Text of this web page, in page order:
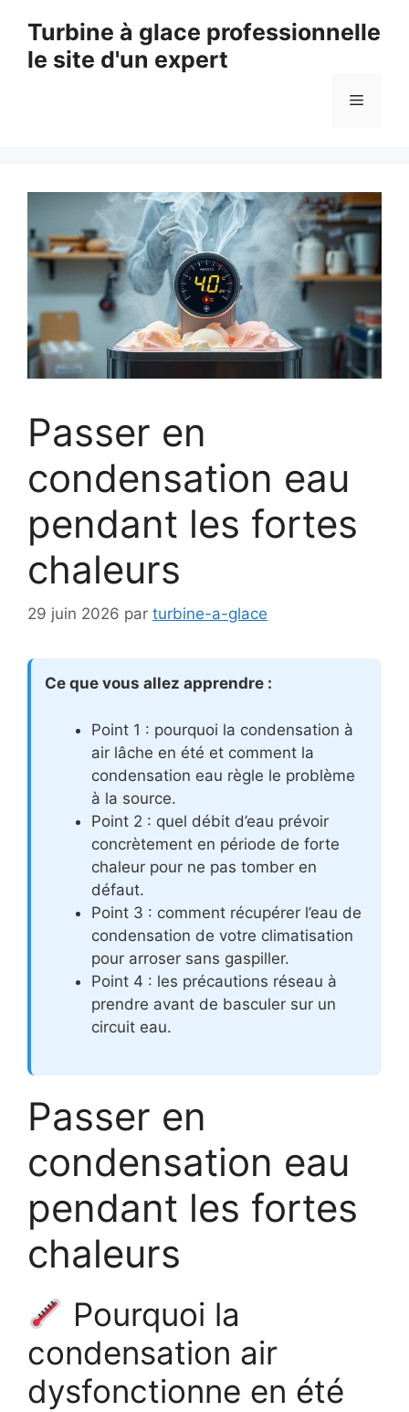
contenu
Turbine à glace professionnelle
le site d'un expert
Menu
Passer en
condensation eau
pendant les fortes
chaleurs
29 juin 2026 par turbine-a-glace
Ce que vous allez apprendre :
Point 1 : pourquoi la condensation à
air lâche en été et comment la
condensation eau règle le problème
à la source.
Point 2 : quel débit d’eau prévoir
concrètement en période de forte
chaleur pour ne pas tomber en
défaut.
Point 3 : comment récupérer l’eau de
condensation de votre climatisation
pour arroser sans gaspiller.
Point 4 : les précautions réseau à
prendre avant de basculer sur un
circuit eau.
Passer en
condensation eau
pendant les fortes
chaleurs
Pourquoi la
condensation air
dysfonctionne en été